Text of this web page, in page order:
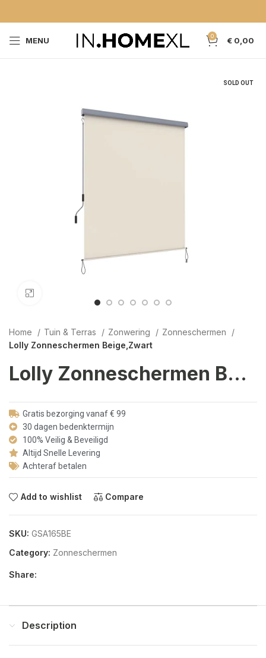
MENU 0 € 0,00
SOLD OUT
Home Tuin & Terras Zonwering
Zonneschermen
Lolly Zonneschermen Beige,Zwart
Lolly Zonneschermen Beige,Zwart
Gratis bezorging vanaf € 99
30 dagen bedenktermijn
100% Veilig & Beveiligd
Altijd Snelle Levering
Achteraf betalen
Add to wishlist Compare
SKU: GSA165BE
Category: Zonneschermen
Share:
Description